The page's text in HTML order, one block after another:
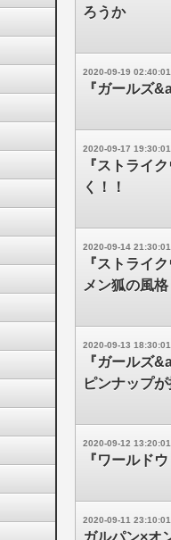
ろうか
2020-09-19 02:40:01
『ガールズ
2020-09-17 19:30:01
『ストライ
く！！
2020-09-14 21:30:01
『ストライ
メン狐の風格
2020-09-13 18:30:01
『ガールズ
ピンナップ
2020-09-12 13:20:01
『ワールド
2020-09-11 23:10:01
ガルパン×オ